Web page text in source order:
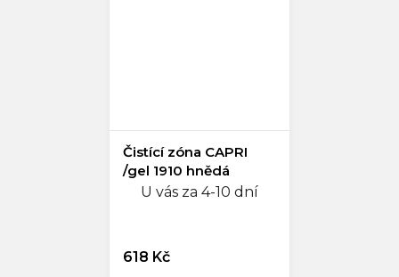
Čistící zóna CAPRI
/gel 1910 hnědá
U vás za 4-10 dní
618 Kč